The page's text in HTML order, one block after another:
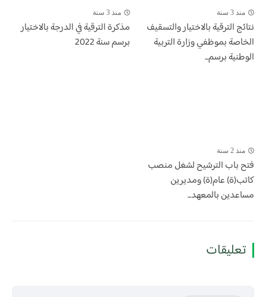
منذ 3 سنة
​نتائج الترقية بالاختيار والتسقيف
الخاصة بموظفي وزارة التربية
الوطنية برسم...
منذ 3 سنة
مذكرة الترقية في الدرجة بالاختيار
برسم سنة 2022
منذ 2 سنة
فتح باب الترشيح لشغل منصب
كاتب(ة) عام(ة) ومديرين
مساعدين بالمعهد...
تعليقات